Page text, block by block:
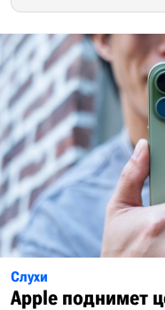
Слухи
Apple поднимет